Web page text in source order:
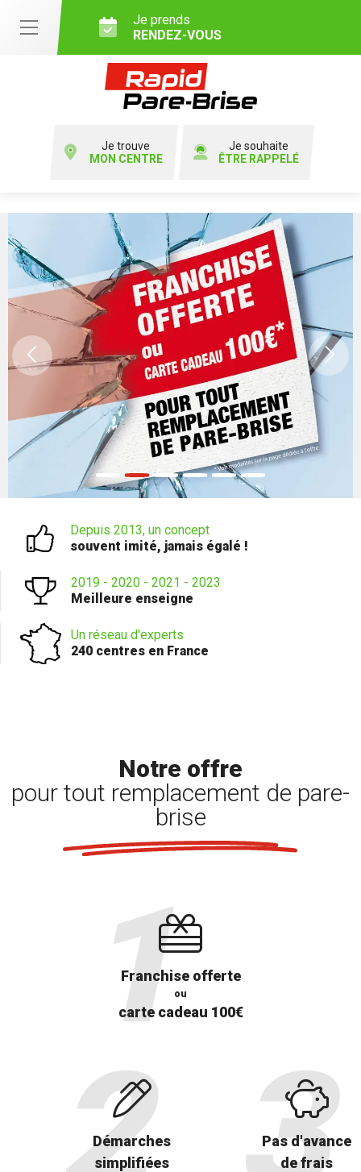
Je prends
RENDEZ-VOUS
Je trouve
MON CENTRE
Je souhaite
ÊTRE RAPPELÉ
Previous
Depuis 2013, un concept
souvent imité, jamais égalé !
2019 - 2020 - 2021 - 2023
Meilleure enseigne
Un réseau d'experts
240 centres en France
Notre offre
pour tout remplacement de pare-
brise
Franchise offerte
ou
carte cadeau 100€
Démarches
simplifiées
Pas d'avance
de frais